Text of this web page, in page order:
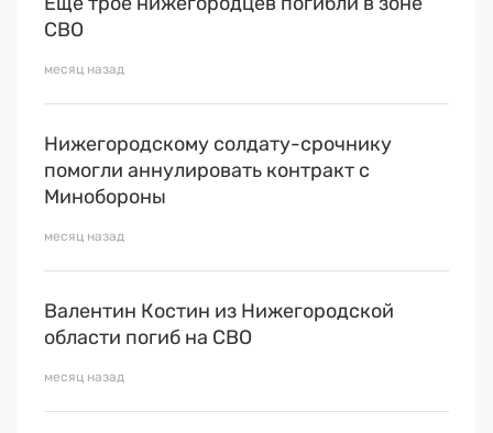
СВО
месяц назад
Нижегородскому солдату-срочнику
помогли аннулировать контракт с
Минобороны
месяц назад
Валентин Костин из Нижегородской
области погиб на СВО
месяц назад